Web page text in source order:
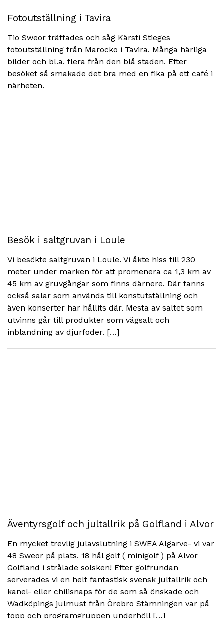
Fotoutställning i Tavira
Tio Sweor träffades och såg Kärsti Stieges
fotoutställning från Marocko i Tavira. Många härliga
bilder och bl.a. flera från den blå staden. Efter
besöket så smakade det bra med en fika på ett café i
närheten.
Besök i saltgruvan i Loule
Vi besökte saltgruvan i Loule. Vi åkte hiss till 230
meter under marken för att promenera ca 1,3 km av
45 km av gruvgångar som finns därnere. Där fanns
också salar som används till konstutställning och
även konserter har hållits där. Mesta av saltet som
utvinns går till produkter som vägsalt och
inblandning av djurfoder. […]
Äventyrsgolf och jultallrik på Golfland i Alvor
En mycket trevlig julavslutning i SWEA Algarve- vi var
48 Sweor på plats. 18 hål golf ( minigolf ) på Alvor
Golfland i strålade solsken! Efter golfrundan
serverades vi en helt fantastisk svensk jultallrik och
kanel- eller chilisnaps för de som så önskade och
Wadköpings julmust från Örebro Stämningen var på
topp och programgruppen underhöll […]